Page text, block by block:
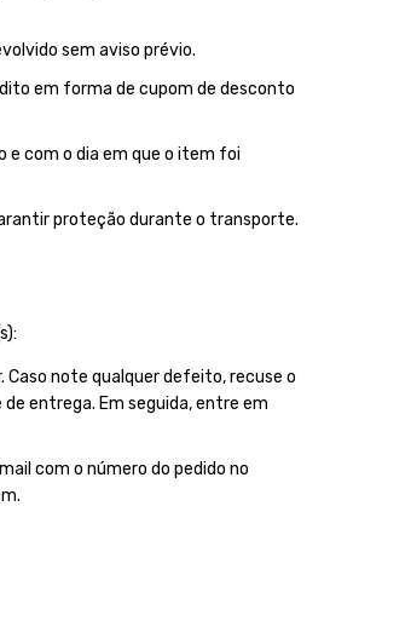
sem aviso prévio.
em forma de cupom de desconto
e com o dia em que o item foi
proteção durante o transporte.
note qualquer defeito, recuse o
entrega. Em seguida, entre em
com o número do pedido no